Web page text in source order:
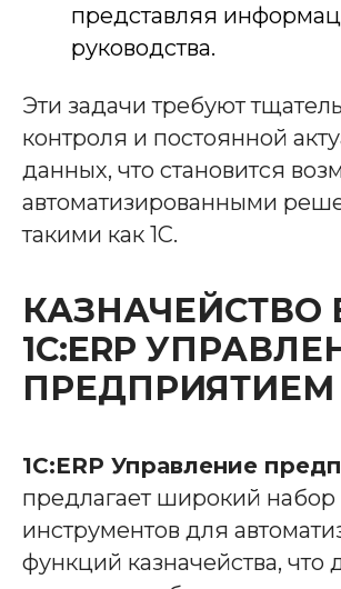
представляя
руководства.
Эти задачи требуют
контроля и постоянной
данных, что становится
автоматизированными
такими как 1С.
КАЗНАЧЕЙСТВО
1С:ERP
ПРЕДПРИЯТИЕМ
1С:ERP Управление
предлагает широкий набор
инструментов для
функций казначейства, что